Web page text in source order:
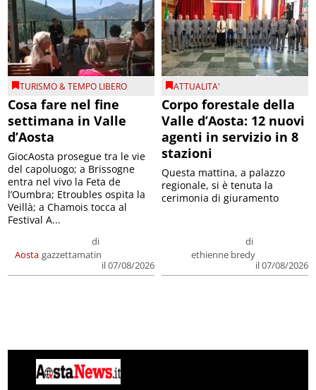
TURISMO & TEMPO LIBERO
Cosa fare nel fine
settimana in Valle
d’Aosta
Aosta
di
gazzettamatin
il 07/08/2026
GiocAosta prosegue tra le vie
del capoluogo; a Brissogne
entra nel vivo la Feta de
l’Oumbra; Etroubles ospita la
Veillà; a Chamois tocca al
Festival A...
ATTUALITA'
Corpo forestale della
Valle d’Aosta: 12 nuovi
agenti in servizio in 8
stazioni
di
ethienne bredy
il 07/08/2026
Questa mattina, a palazzo
regionale, si è tenuta la
cerimonia di giuramento